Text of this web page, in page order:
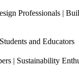
Professionals |
and Educators
| Sustainability